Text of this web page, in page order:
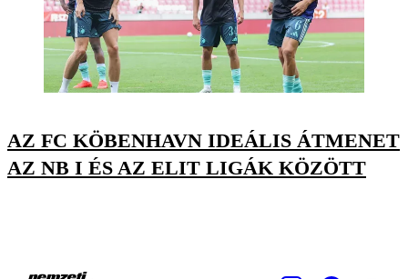
AZ FC KÖBENHAVN IDEÁLIS ÁTMENET
AZ NB I ÉS AZ ELIT LIGÁK KÖZÖTT